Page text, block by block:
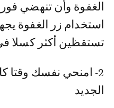
الغفوة وأن تنهضي
استخدام زر الغفوة
تستقظين أكثر كسلا
2- امنحي نفسك وقتا
الجديد